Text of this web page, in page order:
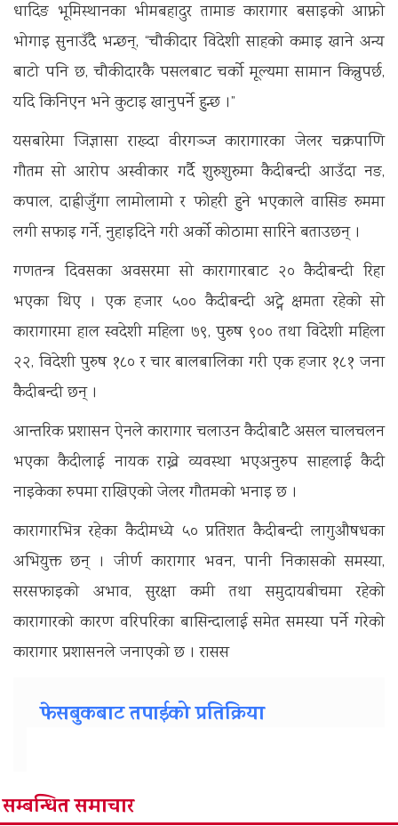
धादिङ भूमिस्थानका भीमबहादुर तामाङ कारागार बसाइको आफ्नो
भोगाइ सुनाउँदै भन्छन्, “चौकीदार विदेशी साहको कमाइ खाने अन्य
बाटो पनि छ, चौकीदारकै पसलबाट चर्को मूल्यमा सामान किन्नुपर्छ,
यदि किनिएन भने कुटाइ खानुपर्ने हुन्छ ।”
यसबारेमा जिज्ञासा राख्दा वीरगञ्ज कारागारका जेलर चक्रपाणि
गौतम सो आरोप अस्वीकार गर्दै शुरुशुरुमा कैदीबन्दी आउँदा नङ,
कपाल, दाह्रीजुँगा लामोलामो र फोहरी हुने भएकाले वासिङ रुममा
लगी सफाइ गर्ने, नुहाइदिने गरी अर्को कोठामा सारिने बताउछन् ।
गणतन्त्र दिवसका अवसरमा सो कारागारबाट २० कैदीबन्दी रिहा
भएका थिए । एक हजार ५०० कैदीबन्दी अट्ने क्षमता रहेको सो
कारागारमा हाल स्वदेशी महिला ७९, पुरुष ९०० तथा विदेशी महिला
२२, विदेशी पुरुष १८० र चार बालबालिका गरी एक हजार १८१ जना
कैदीबन्दी छन् ।
आन्तरिक प्रशासन ऐनले कारागार चलाउन कैदीबाटै असल चालचलन
भएका कैदीलाई नायक राख्ने व्यवस्था भएअनुरुप साहलाई कैदी
नाइकेका रुपमा राखिएको जेलर गौतमको भनाइ छ ।
कारागारभित्र रहेका कैदीमध्ये ५० प्रतिशत कैदीबन्दी लागुऔषधका
अभियुक्त छन् । जीर्ण कारागार भवन, पानी निकासको समस्या,
सरसफाइको अभाव, सुरक्षा कमी तथा समुदायबीचमा रहेको
कारागारको कारण वरिपरिका बासिन्दालाई समेत समस्या पर्ने गरेको
कारागार प्रशासनले जनाएको छ । रासस
फेसबुकबाट तपाईको प्रतिक्रिया
सम्बन्धित समाचार